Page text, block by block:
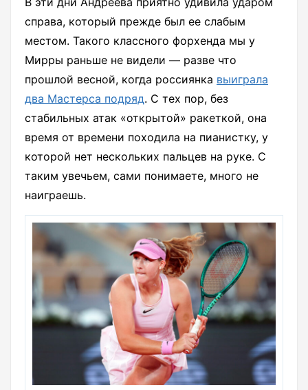
справа, который прежде был ее слабым
местом. Такого классного форхенда мы у
Мирры раньше не видели — разве что
прошлой весной, когда россиянка выиграла
два Мастерса подряд. С тех пор, без
стабильных атак «открытой» ракеткой, она
время от времени походила на пианистку, у
которой нет нескольких пальцев на руке. С
таким увечьем, сами понимаете, много не
наиграешь.